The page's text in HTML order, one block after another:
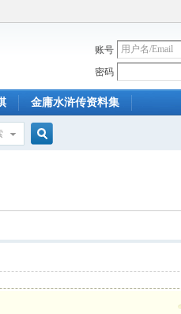
账号
密码
金庸水浒传资料集